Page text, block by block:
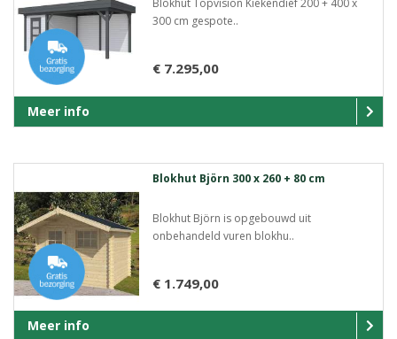
Blokhut Topvision Kiekendief 200 + 400 x
300 cm gespote..
€ 7.295,00
Meer info
Blokhut Björn 300 x 260 + 80 cm
Blokhut Björn is opgebouwd uit
onbehandeld vuren blokhu..
€ 1.749,00
Meer info